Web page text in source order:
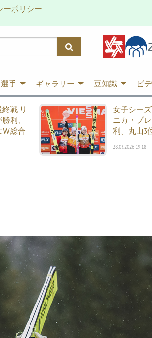
ーポリシー
選手 ギャラリー 豆知識 ビ
戦 リ
利、
Ｗ総合
女子シー
ニカ・プ
利、丸山3
28.03.2026 19:18